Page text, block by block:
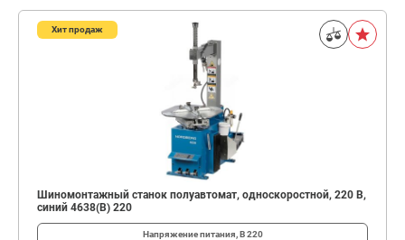
Хит продаж
Шиномонтажный станок полуавтомат, односкоростной, 220 В,
синий 4638(B) 220
Напряжение питания, В220